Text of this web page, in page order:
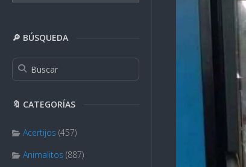
🔎 BÚSQUEDA
🔖 CATEGORÍAS
Acertijos (457)
Animalitos (887)